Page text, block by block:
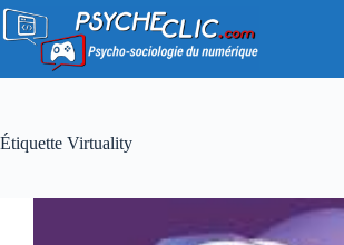
Passer
contenu
Étiquette Virtuality